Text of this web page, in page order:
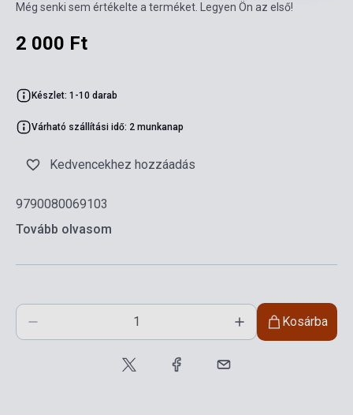
Még senki sem értékelte a terméket. Legyen Ön az első!
2 000 Ft
Készlet: 1-10 darab
Várható szállítási idő: 2 munkanap
Kedvencekhez hozzáadás
9790080069103
Tovább olvasom
Kosárba